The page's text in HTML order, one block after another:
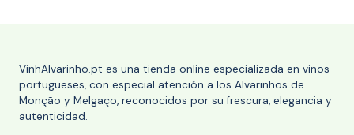
VinhAlvarinho.pt es una tienda online especializada en vinos
portugueses, con especial atención a los Alvarinhos de
Monção y Melgaço, reconocidos por su frescura, elegancia y
autenticidad.